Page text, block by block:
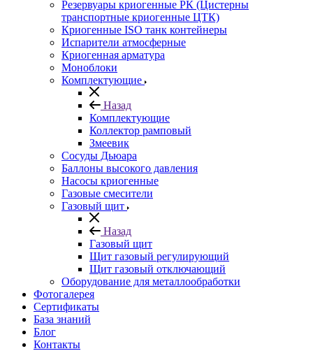
Резервуары криогенные РК (Цистерны
транспортные криогенные ЦТК)
Криогенные ISO танк контейнеры
Испарители атмосферные
Криогенная арматура
Моноблоки
Комплектующие
Назад
Комплектующие
Коллектор рамповый
Змеевик
Сосуды Дьюара
Баллоны высокого давления
Насосы криогенные
Газовые смесители
Газовый щит
Назад
Газовый щит
Щит газовый регулирующий
Щит газовый отключающий
Оборудование для металлообработки
Фотогалерея
Сертификаты
База знаний
Блог
Контакты